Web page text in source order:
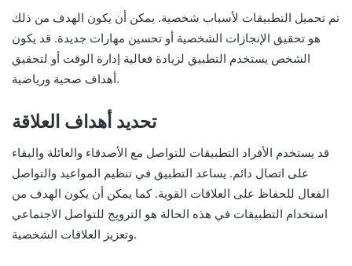
تم تحميل التطبيقات لأسباب شخصية. يمكن أن يكون الهدف من ذلك
هو تحقيق الإنجازات الشخصية أو تحسين مهارات جديدة. قد يكون
الشخص يستخدم التطبيق لزيادة فعالية إدارة الوقت أو لتحقيق
أهداف صحية ورياضية.
تحديد أهداف العلاقة
قد يستخدم الأفراد التطبيقات للتواصل مع الأصدقاء والعائلة والبقاء
على اتصال دائم. يساعد التطبيق في تنظيم المواعيد والتواصل
الفعال للحفاظ على العلاقات القوية. كما يمكن أن يكون الهدف من
استخدام التطبيقات في هذه الحالة هو الترويج للتواصل الاجتماعي
وتعزيز العلاقات الشخصية.